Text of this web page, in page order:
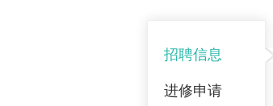
招聘信息
进修申请